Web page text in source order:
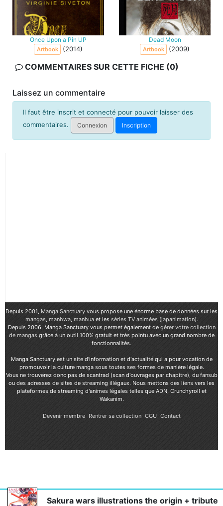
Sakura wars illustrations the origin + tribute
Once Upon a Pin UP
Artbook (2014)
Dead Moon
Artbook (2009)
COMMENTAIRES SUR CETTE FICHE (0)
Laissez un commentaire
Il faut être inscrit et connecté pour pouvoir laisser des
commentaires.
Connexion Inscription
Depuis 2001, Manga Sanctuary vous propose une énorme base de données sur les
mangas, manhwa, manhuaet les séries TV animées (japanimation).
Depuis 2006, Manga Sanctuary vous permet également de gérer votre collection
de mangasgrâce à un outil 100% gratuit et très pointu avec un grand nombre de
fonctionnalités.
Manga Sanctuary est un site d'information et d'actualité qui a pour vocation de
promouvoir la culture manga sous toutes ses formes de manière légale.
Vous ne trouverez donc pas de scantrad (scan d'ouvrages par chapitre), du fansub
ou des adresses de sites de streaming illégaux. Nous mettons des liens vers les
plateformes de streaming d'animes légales telles que ADN, Crunchyroll et
Wakanim.
Devenir membre Rentrer sa collection CGU Contact